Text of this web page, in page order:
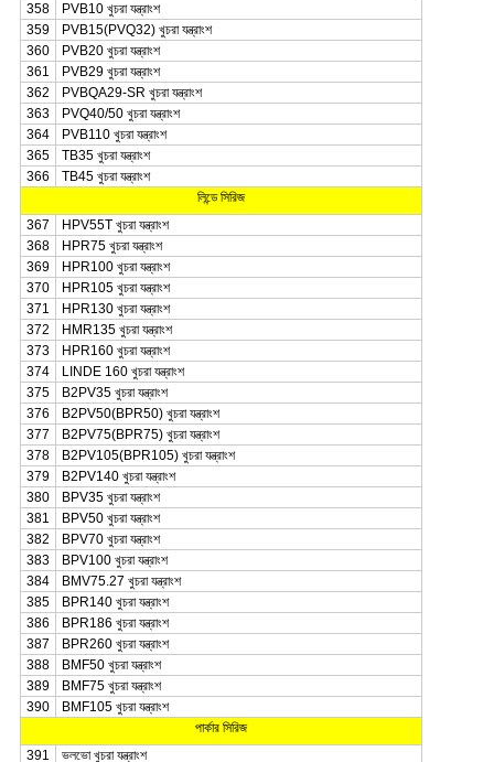
358
PVB10 খুচরা যন্ত্রাংশ
359
PVB15(PVQ32) খুচরা যন্ত্রাংশ
360
PVB20 খুচরা যন্ত্রাংশ
361
PVB29 খুচরা যন্ত্রাংশ
362
PVBQA29-SR খুচরা যন্ত্রাংশ
363
PVQ40/50 খুচরা যন্ত্রাংশ
364
PVB110 খুচরা যন্ত্রাংশ
365
TB35 খুচরা যন্ত্রাংশ
366
TB45 খুচরা যন্ত্রাংশ
লিন্ডে সিরিজ
367
HPV55T খুচরা যন্ত্রাংশ
368
HPR75 খুচরা যন্ত্রাংশ
369
HPR100 খুচরা যন্ত্রাংশ
370
HPR105 খুচরা যন্ত্রাংশ
371
HPR130 খুচরা যন্ত্রাংশ
372
HMR135 খুচরা যন্ত্রাংশ
373
HPR160 খুচরা যন্ত্রাংশ
374
LINDE 160 খুচরা যন্ত্রাংশ
375
B2PV35 খুচরা যন্ত্রাংশ
376
B2PV50(BPR50) খুচরা যন্ত্রাংশ
377
B2PV75(BPR75) খুচরা যন্ত্রাংশ
378
B2PV105(BPR105) খুচরা যন্ত্রাংশ
379
B2PV140 খুচরা যন্ত্রাংশ
380
BPV35 খুচরা যন্ত্রাংশ
381
BPV50 খুচরা যন্ত্রাংশ
382
BPV70 খুচরা যন্ত্রাংশ
383
BPV100 খুচরা যন্ত্রাংশ
384
BMV75.27 খুচরা যন্ত্রাংশ
385
BPR140 খুচরা যন্ত্রাংশ
386
BPR186 খুচরা যন্ত্রাংশ
387
BPR260 খুচরা যন্ত্রাংশ
388
BMF50 খুচরা যন্ত্রাংশ
389
BMF75 খুচরা যন্ত্রাংশ
390
BMF105 খুচরা যন্ত্রাংশ
পার্কার সিরিজ
391
ভলভো খুচরা যন্ত্রাংশ